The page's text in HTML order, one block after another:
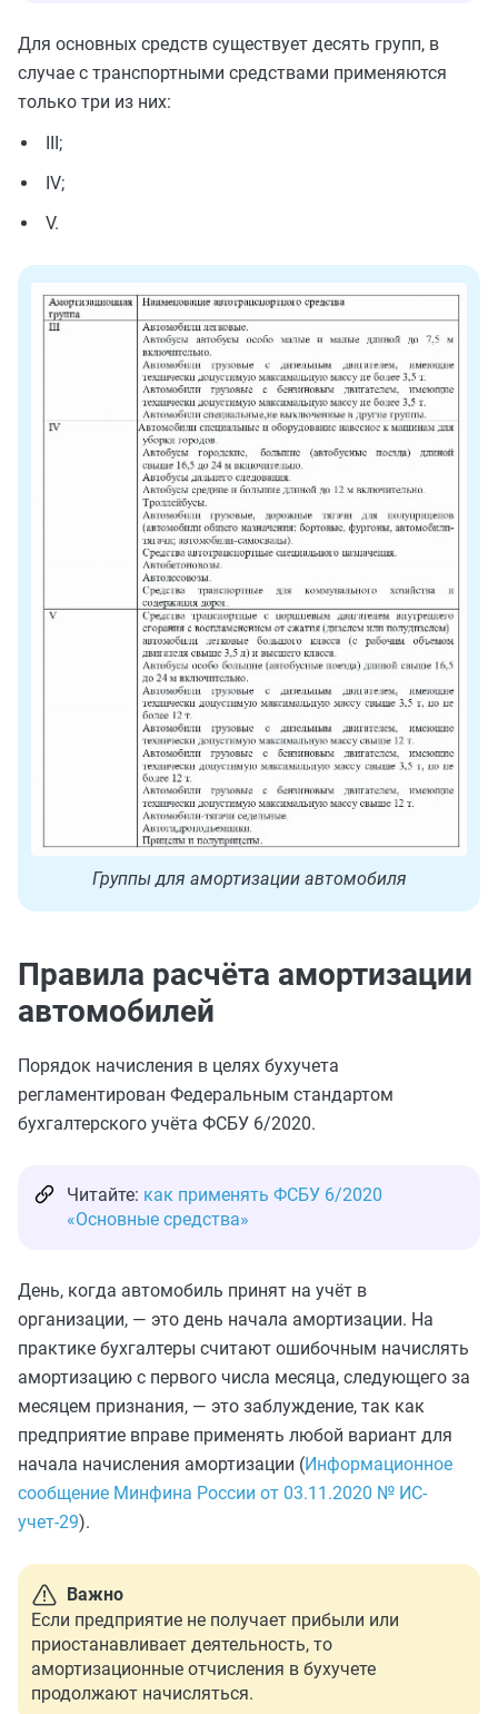
Для основных средств существует десять групп, в
случае с транспортными средствами применяются
только три из них:
III;
IV;
V.
Группы для амортизации автомобиля
Правила расчёта амортизации
автомобилей
Порядок начисления в целях бухучета
регламентирован Федеральным стандартом
бухгалтерского учёта ФСБУ 6/2020.
Читайте: как применять ФСБУ 6/2020
«Основные средства»
День, когда автомобиль принят на учёт в
организации, — это день начала амортизации. На
практике бухгалтеры считают ошибочным начислять
амортизацию с первого числа месяца, следующего за
месяцем признания, — это заблуждение, так как
предприятие вправе применять любой вариант для
начала начисления амортизации (Информационное
сообщение Минфина России от 03.11.2020 № ИС-
учет-29).
Важно
Если предприятие не получает прибыли или
приостанавливает деятельность, то
амортизационные отчисления в бухучете
продолжают начисляться.